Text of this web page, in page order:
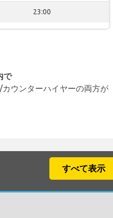
23:00
で
ウンターハイヤーの両方が
すべて表示